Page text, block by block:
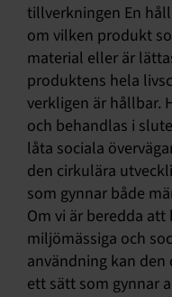
tillverkningen En
om vilken produkt
material eller är
produktens hela
verkligen är hållbar.
och behandlas i
låta sociala
den cirkulära
som gynnar både
Om vi är beredda
miljömässiga och
användning kan den
ett sätt som gynnar